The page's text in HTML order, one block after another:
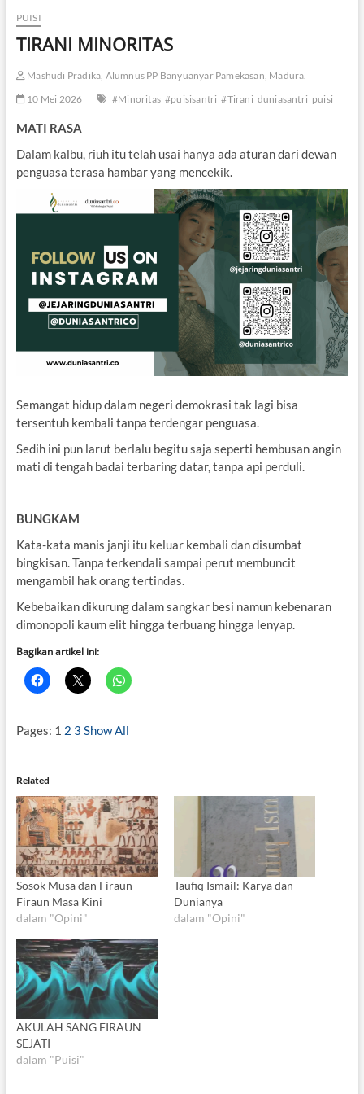
PUISI
TIRANI MINORITAS
Mashudi Pradika, Alumnus PP Banyuanyar Pamekasan, Madura.
10 Mei 2026
#Minoritas #puisisantri #Tirani duniasantri puisi
MATI RASA
Dalam kalbu, riuh itu telah usai hanya ada aturan dari dewan
penguasa terasa hambar yang mencekik.
Semangat hidup dalam negeri demokrasi tak lagi bisa
tersentuh kembali tanpa terdengar penguasa.
Sedih ini pun larut berlalu begitu saja seperti hembusan angin
mati di tengah badai terbaring datar, tanpa api perduli.
BUNGKAM
Kata-kata manis janji itu keluar kembali dan disumbat
bingkisan. Tanpa terkendali sampai perut membuncit
mengambil hak orang tertindas.
Kebebaikan dikurung dalam sangkar besi namun kebenaran
dimonopoli kaum elit hingga terbuang hingga lenyap.
Bagikan artikel ini:
Pages: 1 2 3 Show All
Related
Sosok Musa dan Firaun-
Firaun Masa Kini
dalam "Opini"
Taufiq Ismail: Karya dan
Dunianya
dalam "Opini"
AKULAH SANG FIRAUN
SEJATI
dalam "Puisi"